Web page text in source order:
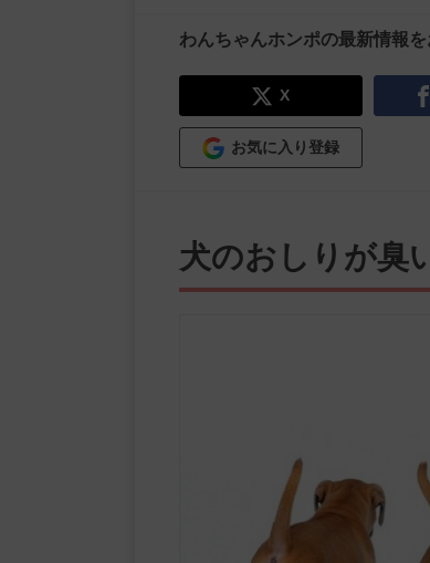
わんちゃんホンポの最新情報を
X
お気に入り登録
犬のおしりが臭